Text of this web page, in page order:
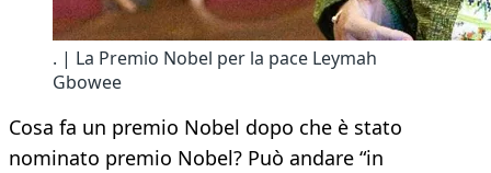
. | La Premio Nobel per la pace Leymah
Gbowee
Cosa fa un premio Nobel dopo che è stato
nominato premio Nobel? Può andare “in